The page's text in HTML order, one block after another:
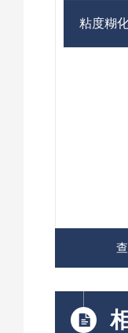
粘度糊